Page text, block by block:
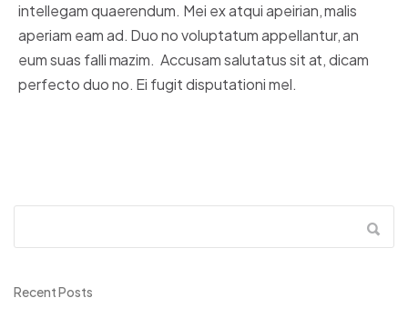
intellegam quaerendum. Mei ex atqui apeirian, malis
aperiam eam ad. Duo no voluptatum appellantur, an
eum suas falli mazim. Accusam salutatus sit at, dicam
perfecto duo no. Ei fugit disputationi mel.
Recent Posts